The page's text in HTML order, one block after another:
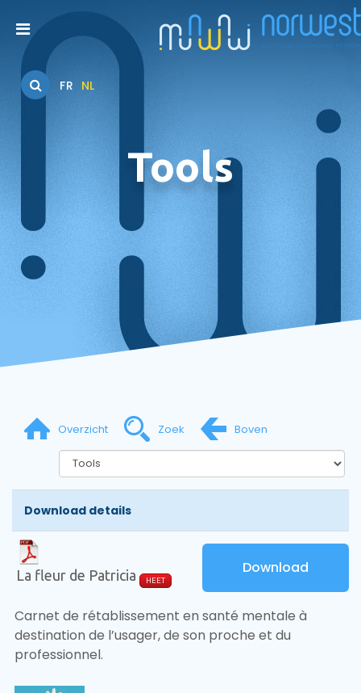
FR NL
Tools
Overzicht Zoek Boven
Download details
La fleur de Patricia HEET
Download
Carnet de rétablissement en santé mentale à
destination de l’usager, de son proche et du
professionnel.